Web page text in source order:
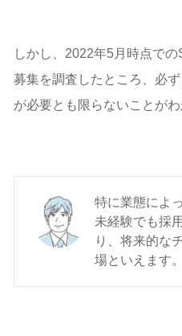
しかし、2022年5月時点で
募集を調査したところ、必
が必要とも限らないことがわ
特に業態によ
未経験でも採
り、将来的な
場といえます。